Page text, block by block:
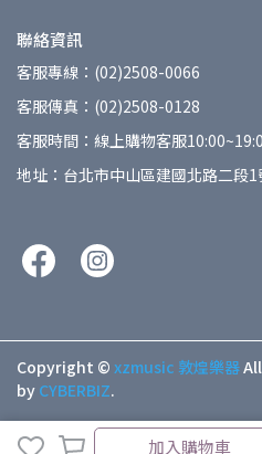
加入購物車
聯絡資訊
客服專線：(02)2508-0066
客服傳真：(02)2508-0128
客服時間：線上購物客服
地址：台北市中山區建國北路二段1
Copyright © xzmusic 敦煌樂器
by CYBERBIZ.